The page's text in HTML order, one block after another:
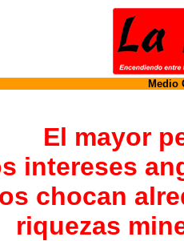
Medio
El mayor
intereses
chocan
riquezas